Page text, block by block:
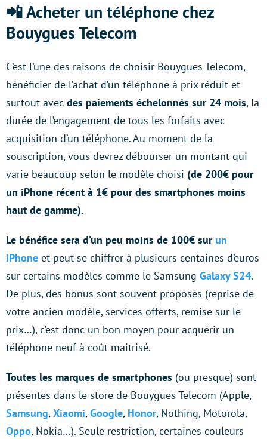
📲 Acheter un téléphone chez
Bouygues Telecom
C’est l’une des raisons de choisir Bouygues Telecom,
bénéficier de l’achat d’un téléphone à prix réduit et
surtout avec des paiements échelonnés sur 24 mois, la
durée de l’engagement de tous les forfaits avec
acquisition d’un téléphone. Au moment de la
souscription, vous devrez débourser un montant qui
varie beaucoup selon le modèle choisi (de 200€ pour
un iPhone récent à 1€ pour des smartphones moins
haut de gamme).
Le bénéfice sera d’un peu moins de 100€ sur un
iPhone et peut se chiffrer à plusieurs centaines d’euros
sur certains modèles comme le Samsung Galaxy S24.
De plus, des bonus sont souvent proposés (reprise de
votre ancien modèle, services offerts, remise sur le
prix…), c’est donc un bon moyen pour acquérir un
téléphone neuf à coût maitrisé.
Toutes les marques de smartphones (ou presque) sont
présentes dans le store de Bouygues Telecom (Apple,
Samsung,Xiaomi,Google, Honor, Nothing, Motorola,
Oppo, Nokia…). Seule restriction, certaines couleurs